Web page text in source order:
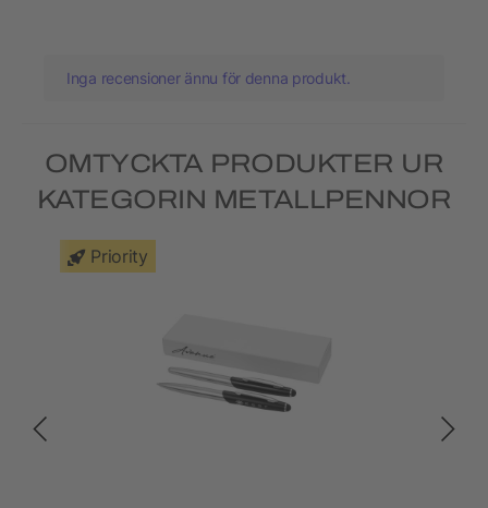
Inga recensioner ännu för denna produkt.
OMTYCKTA PRODUKTER UR
KATEGORIN METALLPENNOR
Priority